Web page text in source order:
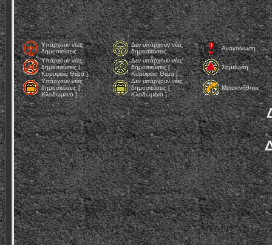
Υπάρχουν νέες
δημοσιεύσεις
Δεν υπάρχουν νέες
δημοσιεύσεις
Ανακοίνωση
Υπάρχουν νέες
δημοσιεύσεις [
Κορυφαίο Θέμα ]
Δεν υπάρχουν νέες
δημοσιεύσεις [
Κορυφαίο Θέμα ]
Σημείωση
Υπάρχουν νέες
δημοσιεύσεις [
Κλειδωμένο ]
Δεν υπάρχουν νέες
δημοσιεύσεις [
Κλειδωμένο ]
Μετακινήθηκε